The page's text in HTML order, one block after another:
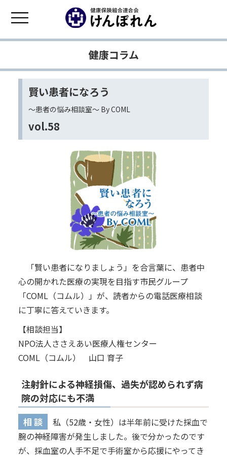
健康コラム
賢い患者になろう
〜患者の悩み相談室〜 By COML
vol.58
「賢い患者になりましょう」を合言葉に、患者中
心の開かれた医療の実現を目指す市民グループ
「COML（コムル）」が、読者からの電話医療相談
に丁寧に答えていきます。
【相談担当】
NPO法人ささえあい医療人権センター
COML（コムル） 山口 育子
注射針による神経損傷、過失が認められず病
院の対応にも不満
相 談
私（52歳・女性）は半年前に受けた採血で
腕の神経障害が発生しました。後で分かったのです
が、採血室の人手不足で手術室から応援にやってき